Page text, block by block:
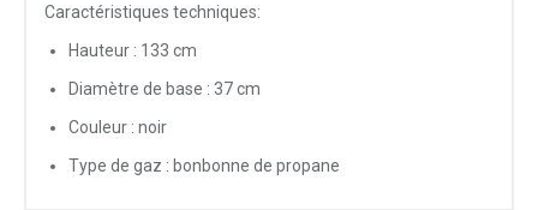
Caractéristiques techniques:
Hauteur : 133 cm
Diamètre de base : 37 cm
Couleur : noir
Type de gaz : bonbonne de propane